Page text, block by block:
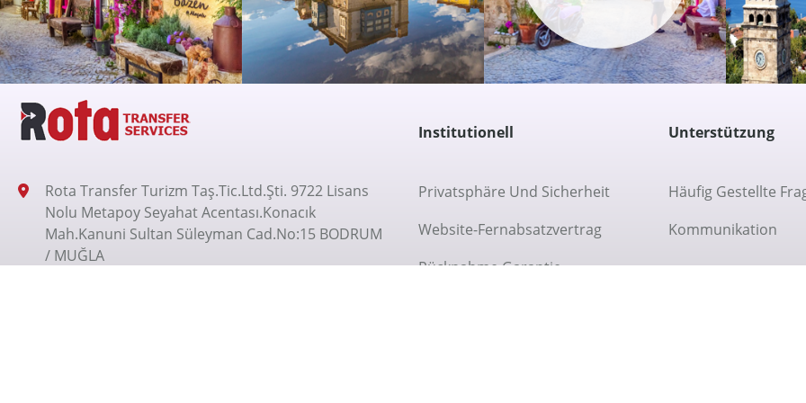
Rota Transfer Turizm Taş.Tic.Ltd.Şti. 9722 Lisans
Nolu Metapoy Seyahat Acentası.Konacık
Mah.Kanuni Sultan Süleyman Cad.No:15 BODRUM
/ MUĞLA
Institutionell
Privatsphäre Und Sicherheit
Website-Fernabsatzvertrag
Rücknahme Garantie
Unterstützung
Häufig Gestellte
Kommunikation